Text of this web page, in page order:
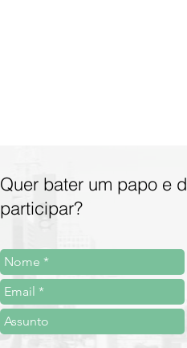
Quer bater um papo e
participar?